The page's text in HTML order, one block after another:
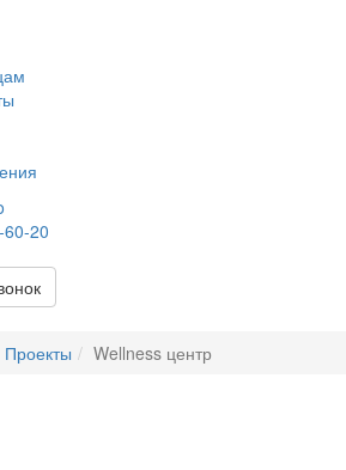
20
Проекты Wellness центр